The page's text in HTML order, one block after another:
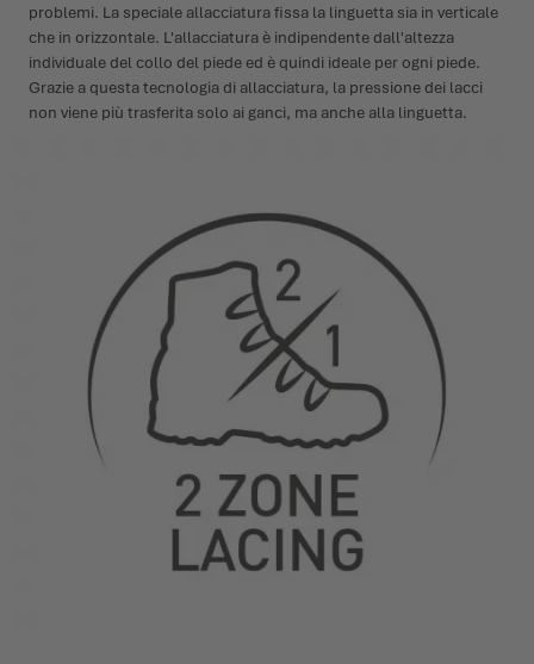
problemi. La speciale allacciatura fissa la linguetta sia in verticale
che in orizzontale. L'allacciatura è indipendente dall'altezza
individuale del collo del piede ed è quindi ideale per ogni piede.
Grazie a questa tecnologia di allacciatura, la pressione dei lacci
non viene più trasferita solo ai ganci, ma anche alla linguetta.